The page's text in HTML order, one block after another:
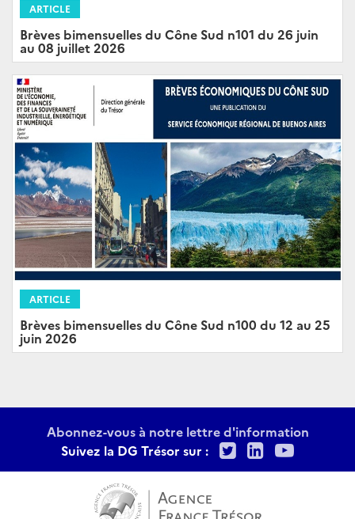
ARTICLE
Brèves bimensuelles du Cône Sud n101 du 26 juin
au 08 juillet 2026
ARTICLE
Brèves bimensuelles du Cône Sud n100 du 12 au 25
juin 2026
Abonnez-vous à notre lettre d'information
Suivez la DG Trésor sur :
TwitterLinkedIn